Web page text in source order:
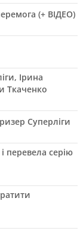
(+ ВІДЕО)
Ірина
Ткаченко
Суперліги
перевела серію